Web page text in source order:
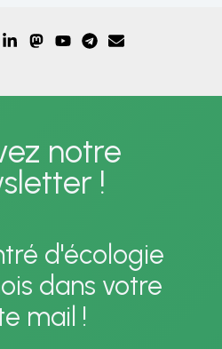
notre
!
d'écologie
dans votre
mail !